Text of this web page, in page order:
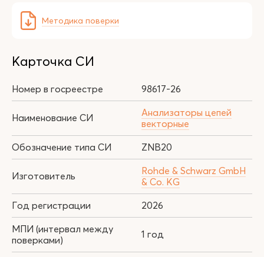
Методика поверки
Карточка СИ
Номер в госреестре 98617-26
Наименование СИ
Анализаторы цепей
векторные
Обозначение типа СИ
ZNB20
Изготовитель
Rohde & Schwarz GmbH
& Co. KG
Год регистрации
2026
МПИ (интервал между
поверками)
1 год